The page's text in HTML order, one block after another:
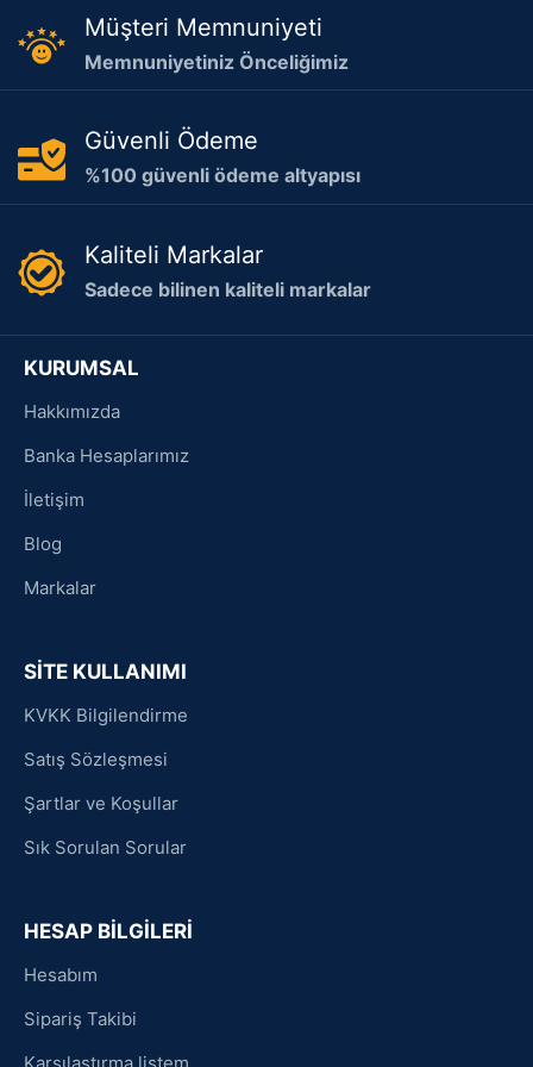
Müşteri Memnuniyeti
Memnuniyetiniz Önceliğimiz
Güvenli Ödeme
%100 güvenli ödeme altyapısı
Kaliteli Markalar
Sadece bilinen kaliteli markalar
KURUMSAL
Hakkımızda
Banka Hesaplarımız
İletişim
Blog
Markalar
SİTE KULLANIMI
KVKK Bilgilendirme
Satış Sözleşmesi
Şartlar ve Koşullar
Sık Sorulan Sorular
HESAP BİLGİLERİ
Hesabım
Sipariş Takibi